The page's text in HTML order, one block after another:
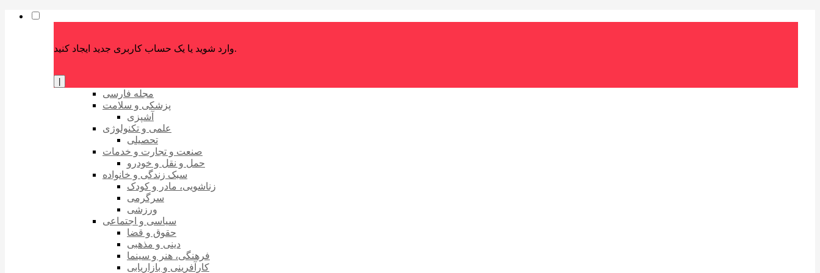
وارد شوید یا یک حساب کاربری جدید ایجاد کنید.
مجله فارسی
پزشکی و سلامت
آشپزی
علمی و تکنولوژی
تحصیلی
صنعت و تجارت و خدمات
حمل و نقل و خودرو
سبک زندگی و خانواده
زناشویی، مادر و کودک
سرگرمی
ورزشی
سیاسی و اجتماعی
حقوق و قضا
دینی و مذهبی
فرهنگی، هنر و سینما
کارآفرینی و بازاریابی